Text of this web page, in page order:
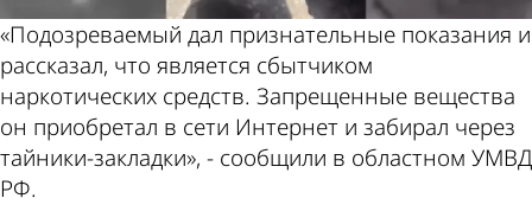
«Подозреваемый дал признательные показания и
рассказал, что является сбытчиком
наркотических средств. Запрещенные вещества
он приобретал в сети Интернет и забирал через
тайники-закладки», - сообщили в областном УМВД
РФ.